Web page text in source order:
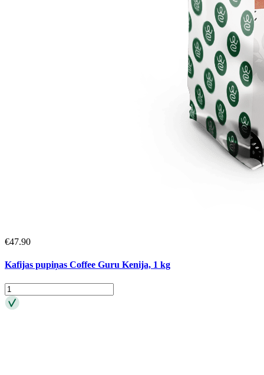
€47.90
Kafijas pupiņas Coffee Guru Kenija, 1 kg